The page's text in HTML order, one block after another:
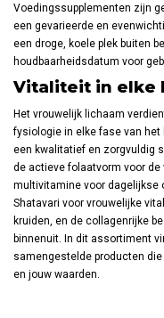
Voedingssupplementen zijn
een gevarieerde en
een droge, koele plek buiten
houdbaarheidsdatum voor
Vitaliteit in elke
Het vrouwelijk lichaam
fysiologie in elke fase van het
een kwalitatief en zorgvuldig
de actieve folaatvorm voor
multivitamine voor dagelijkse
Shatavari voor vrouwelijke
kruiden, en de collagenrijke
binnenuit. In dit assortiment
samengestelde producten
en jouw waarden.